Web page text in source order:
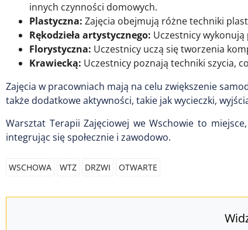
innych czynności domowych.
Plastyczna: Zajęcia obejmują różne techniki
Rękodzieła artystycznego: Uczestnicy
Florystyczna: Uczestnicy uczą się tworzenia
Krawiecką: Uczestnicy poznają techniki szycia,
Zajęcia w pracowniach mają na celu zwiększenie
także dodatkowe aktywności, takie jak wycieczki,
Warsztat Terapii Zajęciowej we Wschowie to
integrując się społecznie i zawodowo.
WSCHOWA WTZ DRZWI OTWARTE